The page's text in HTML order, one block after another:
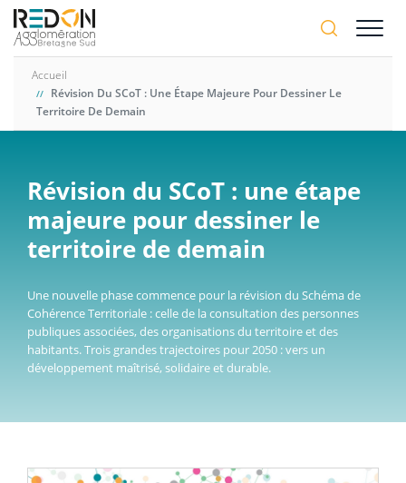
Aller
contenu
Accueil
Révision Du SCoT : Une Étape Majeure Pour Dessiner Le
Territoire De Demain
Révision du SCoT : une étape
majeure pour dessiner le
territoire de demain
Une nouvelle phase commence pour la révision du Schéma de
Cohérence Territoriale : celle de la consultation des personnes
publiques associées, des organisations du territoire et des
habitants. Trois grandes trajectoires pour 2050 : vers un
développement maîtrisé, solidaire et durable.